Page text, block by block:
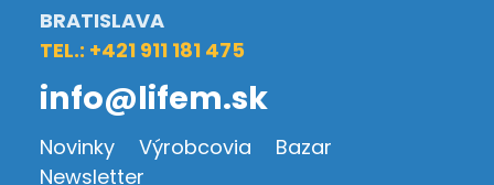
BRATISLAVA
TEL.: +421 911 181 475
info@lifem.sk
Novinky Výrobcovia
Bazar
Newsletter